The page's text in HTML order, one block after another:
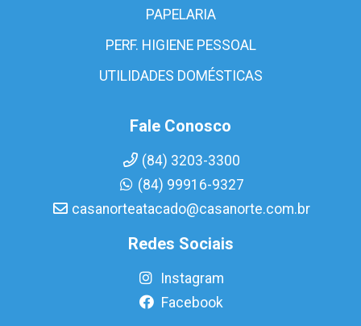
PAPELARIA
PERF. HIGIENE PESSOAL
UTILIDADES DOMÉSTICAS
Fale Conosco
(84) 3203-3300
(84) 99916-9327
casanorteatacado@casanorte.com.br
Redes Sociais
Instagram
Facebook